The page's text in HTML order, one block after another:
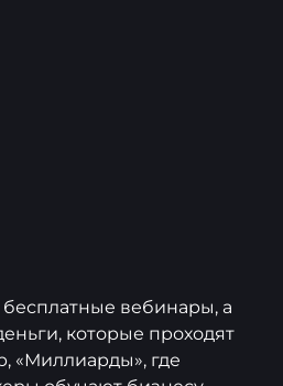
вебинары, а
которые проходят
«Миллиарды», где